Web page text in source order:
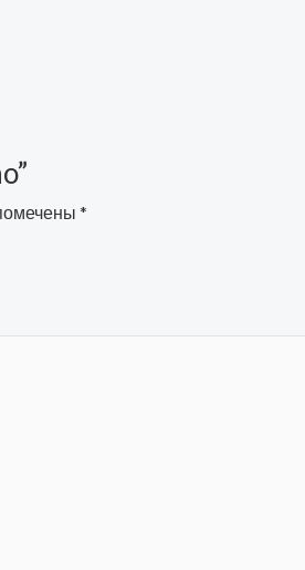
*